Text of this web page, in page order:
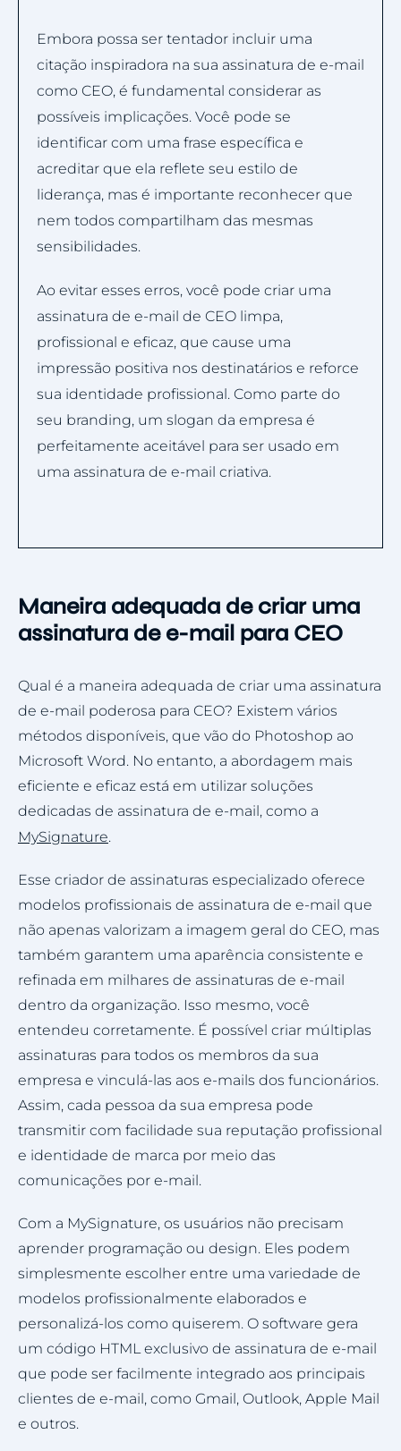
Embora possa ser tentador incluir uma
citação inspiradora na sua assinatura de e-mail
como CEO, é fundamental considerar as
possíveis implicações. Você pode se
identificar com uma frase específica e
acreditar que ela reflete seu estilo de
liderança, mas é importante reconhecer que
nem todos compartilham das mesmas
sensibilidades.
Ao evitar esses erros, você pode criar uma
assinatura de e-mail de CEO limpa,
profissional e eficaz, que cause uma
impressão positiva nos destinatários e reforce
sua identidade profissional. Como parte do
seu branding, um slogan da empresa é
perfeitamente aceitável para ser usado em
uma assinatura de e-mail criativa.
Maneira adequada de criar uma
assinatura de e-mail para CEO
Qual é a maneira adequada de criar uma assinatura
de e-mail poderosa para CEO? Existem vários
métodos disponíveis, que vão do Photoshop ao
Microsoft Word. No entanto, a abordagem mais
eficiente e eficaz está em utilizar soluções
dedicadas de assinatura de e-mail, como a
MySignature.
Esse criador de assinaturas especializado oferece
modelos profissionais de assinatura de e-mail que
não apenas valorizam a imagem geral do CEO, mas
também garantem uma aparência consistente e
refinada em milhares de assinaturas de e-mail
dentro da organização. Isso mesmo, você
entendeu corretamente. É possível criar múltiplas
assinaturas para todos os membros da sua
empresa e vinculá-las aos e-mails dos funcionários.
Assim, cada pessoa da sua empresa pode
transmitir com facilidade sua reputação profissional
e identidade de marca por meio das
comunicações por e-mail.
Com a MySignature, os usuários não precisam
aprender programação ou design. Eles podem
simplesmente escolher entre uma variedade de
modelos profissionalmente elaborados e
personalizá-los como quiserem. O software gera
um código HTML exclusivo de assinatura de e-mail
que pode ser facilmente integrado aos principais
clientes de e-mail, como Gmail, Outlook, Apple Mail
e outros.